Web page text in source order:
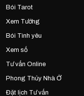
Bói Tarot
Xem Tướng
Bói Tình yêu
Xem số
Tư vấn Online
Phong Thủy Nhà Ở
Đặt lịch Tư vấn